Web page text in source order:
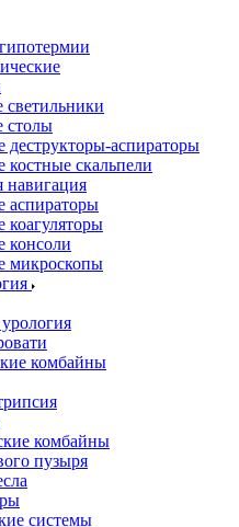
столы
деструкторы-аспираторы
костные скальпели
навигация
аспираторы
коагуляторы
консоли
микроскопы
комбайны
комбайны
пузыря
системы